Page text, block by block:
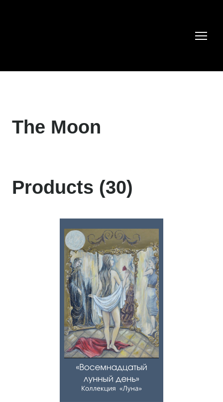
The Moon
Products (30)